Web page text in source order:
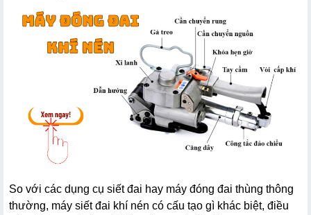
So với các dụng cụ siết đai hay máy đóng đai thùng thông
thường, máy siết đai khí nén có cấu tạo gì khác biệt, điều